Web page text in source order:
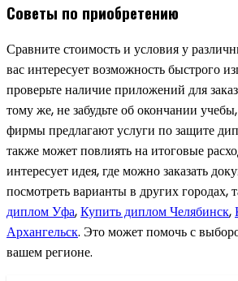
Советы по приобретению
Сравните стоимость и условия у
вас интересует возможность быстрого
проверьте наличие приложений для
тому же, не забудьте об окончании
фирмы предлагают услуги по защите
также может повлиять на итоговые
интересует идея, где можно заказать
посмотреть варианты в других городах,
диплом Уфа,Купить диплом Челябинск,
Архангельск. Это может помочь с
вашем регионе.